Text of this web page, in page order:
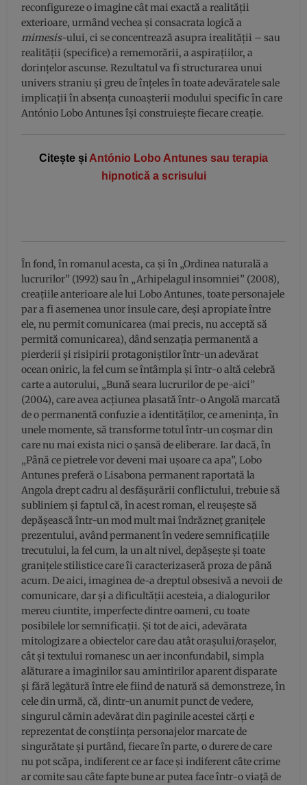
reconfigureze o imagine cât mai exactă a realității
exterioare, urmând vechea și consacrata logică a
mimesis-ului, ci se concentrează asupra irealității – sau
realității (specifice) a rememorării, a aspirațiilor, a
dorințelor ascunse. Rezultatul va fi structurarea unui
univers straniu și greu de înțeles în toate adevăratele sale
implicații în absența cunoașterii modului specific în care
António Lobo Antunes își construiește fiecare creație.
Citește și António Lobo Antunes sau terapia
hipnotică a scrisului
În fond, în romanul acesta, ca și în „Ordinea naturală a
lucrurilor” (1992) sau în „Arhipelagul insomniei” (2008),
creațiile anterioare ale lui Lobo Antunes, toate personajele
par a fi asemenea unor insule care, deși apropiate între
ele, nu permit comunicarea (mai precis, nu acceptă să
permită comunicarea), dând senzația permanentă a
pierderii și risipirii protagoniștilor într-un adevărat
ocean oniric, la fel cum se întâmpla și într-o altă celebră
carte a autorului, „Bună seara lucrurilor de pe-aici”
(2004), care avea acțiunea plasată într-o Angolă marcată
de o permanentă confuzie a identităților, ce amenința, în
unele momente, să transforme totul într-un coșmar din
care nu mai exista nici o șansă de eliberare. Iar dacă, în
„Până ce pietrele vor deveni mai ușoare ca apa”, Lobo
Antunes preferă o Lisabona permanent raportată la
Angola drept cadru al desfășurării conflictului, trebuie să
subliniem și faptul că, în acest roman, el reușește să
depășească într-un mod mult mai îndrăzneț granițele
prezentului, având permanent în vedere semnificațiile
trecutului, la fel cum, la un alt nivel, depășește și toate
granițele stilistice care îi caracterizaseră proza de până
acum. De aici, imaginea de-a dreptul obsesivă a nevoii de
comunicare, dar și a dificultății acesteia, a dialogurilor
mereu ciuntite, imperfecte dintre oameni, cu toate
posibilele lor semnificații. Și tot de aici, adevărata
mitologizare a obiectelor care dau atât orașului/orașelor,
cât și textului romanesc un aer inconfundabil, simpla
alăturare a imaginilor sau amintirilor aparent disparate
și fără legătură între ele fiind de natură să demonstreze, în
cele din urmă, că, dintr-un anumit punct de vedere,
singurul cămin adevărat din paginile acestei cărți e
reprezentat de conștiința personajelor marcate de
singurătate și purtând, fiecare în parte, o durere de care
nu pot scăpa, indiferent ce ar face și indiferent câte crime
ar comite sau câte fapte bune ar putea face într-o viață de